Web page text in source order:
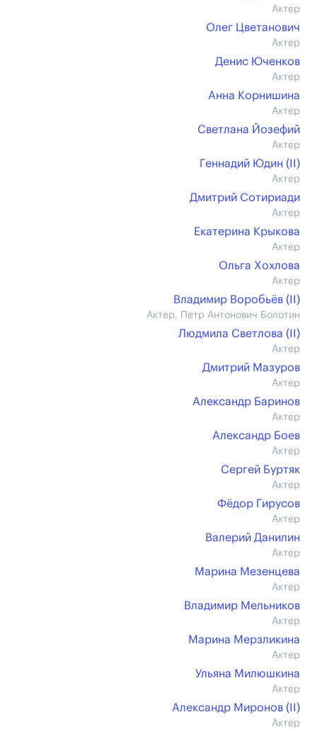
Актер
Олег Цветанович
Актер
Денис Юченков
Актер
Анна Корнишина
Актер
Светлана Йозефий
Актер
Геннадий Юдин (II)
Актер
Дмитрий Сотириади
Актер
Екатерина Крыкова
Актер
Ольга Хохлова
Актер
Владимир Воробьёв (II)
Актер, Петр Антонович Болотин
Людмила Светлова (II)
Актер
Дмитрий Мазуров
Актер
Александр Баринов
Актер
Александр Боев
Актер
Сергей Буртяк
Актер
Фёдор Гирусов
Актер
Валерий Данилин
Актер
Марина Мезенцева
Актер
Владимир Мельников
Актер
Марина Мерзликина
Актер
Ульяна Милюшкина
Актер
Александр Миронов (II)
Актер